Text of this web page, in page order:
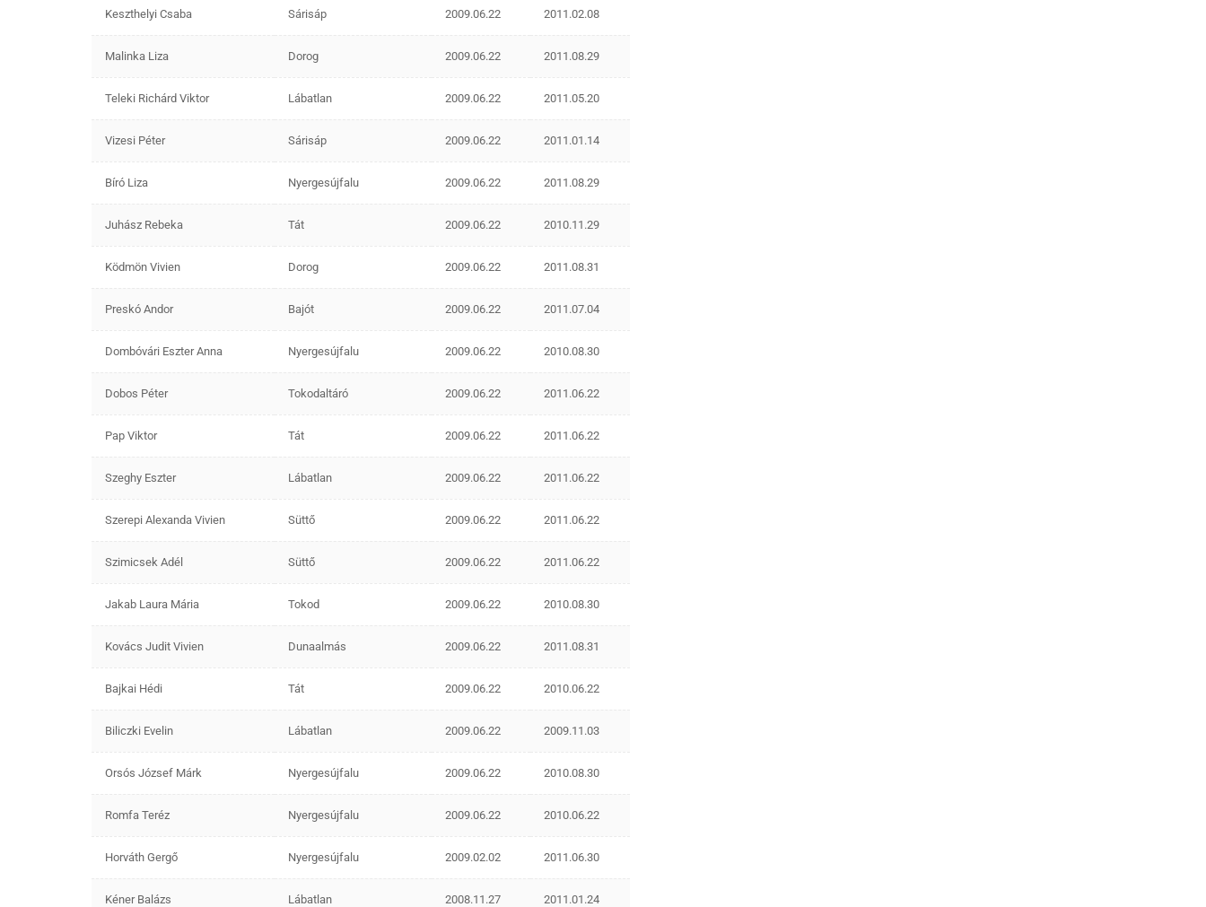
Keszthelyi Csaba Sárisáp 2009.06.22 2011.02.08
Malinka Liza Dorog 2009.06.22 2011.08.29
Teleki Richárd Viktor Lábatlan 2009.06.22 2011.05.20
Vizesi Péter Sárisáp 2009.06.22 2011.01.14
Bíró Liza Nyergesújfalu 2009.06.22 2011.08.29
Juhász Rebeka Tát 2009.06.22 2010.11.29
Ködmön Vivien Dorog 2009.06.22 2011.08.31
Preskó Andor Bajót 2009.06.22 2011.07.04
Dombóvári Eszter Anna Nyergesújfalu 2009.06.22 2010.08.30
Dobos Péter Tokodaltáró 2009.06.22 2011.06.22
Pap Viktor Tát 2009.06.22 2011.06.22
Szeghy Eszter Lábatlan 2009.06.22 2011.06.22
Szerepi Alexanda Vivien Süttő 2009.06.22 2011.06.22
Szimicsek Adél Süttő 2009.06.22 2011.06.22
Jakab Laura Mária Tokod 2009.06.22 2010.08.30
Kovács Judit Vivien Dunaalmás 2009.06.22 2011.08.31
Bajkai Hédi Tát 2009.06.22 2010.06.22
Biliczki Evelin Lábatlan 2009.06.22 2009.11.03
Orsós József Márk Nyergesújfalu 2009.06.22 2010.08.30
Romfa Teréz Nyergesújfalu 2009.06.22 2010.06.22
Horváth Gergő Nyergesújfalu 2009.02.02 2011.06.30
Kéner Balázs Lábatlan 2008.11.27 2011.01.24